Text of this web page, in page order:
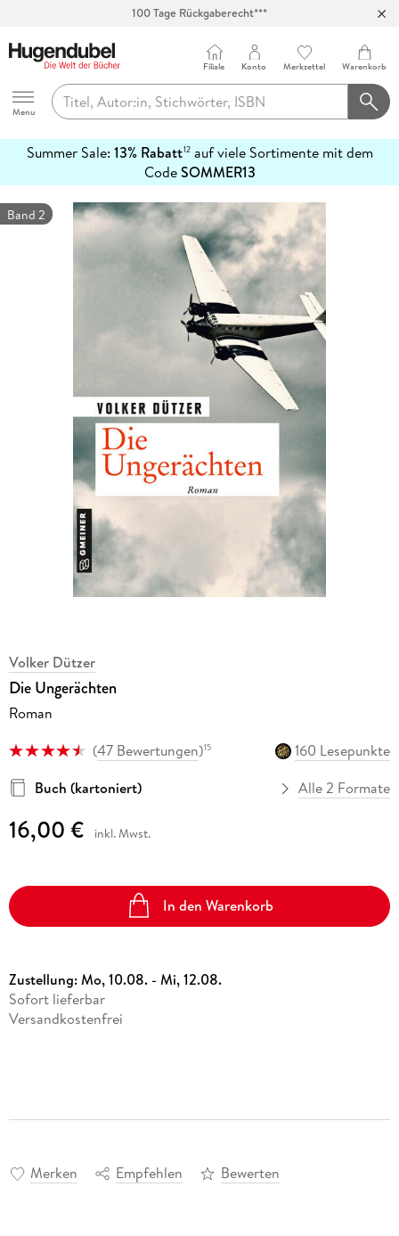
100 Tage Rückgaberecht***
Hugendubel
Menu
Filiale Konto Merkzettel Warenkorb
Summer Sale: 13% Rabatt12auf viele Sortimente mit dem
CodeSOMMER13
erfahren
Band 2
Volker Dützer
Die Ungerächten
Roman
(47 Bewertungen)15
160 Lesepunkte
Buch (kartoniert)
Alle 2 Formate
16,00 € inkl. Mwst.
In den Warenkorb
Zustellung:Mo, 10.08. - Mi, 12.08.
Sofort lieferbar
Versandkostenfrei
Merken Empfehlen Bewerten